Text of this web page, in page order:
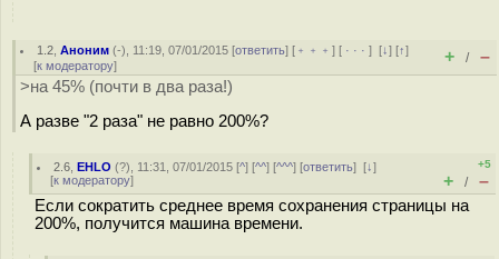
1.2 ,Аноним (-), 11:19, 07/01/2015 [ответить] [ ﹢﹢﹢] [ · · ·][↓] [↑]
[к модератору] + / –
>на 45% (почти в два раза!)
А разве "2 раза" не равно 200%?
2.6 ,EHLO (?), 11:31, 07/01/2015 [^] [^^] [^^^] [ответить][↓]
[к модератору]
+5
+ / –
Если сократить среднее время сохранения страницы на
200%, получится машина времени.